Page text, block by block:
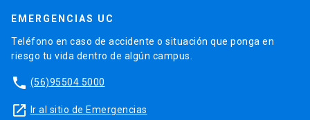
EMERGENCIAS UC
Teléfono en caso de accidente o situación que ponga en
riesgo tu vida dentro de algún campus.
phone (56)95504 5000
launch Ir al sitio de Emergencias